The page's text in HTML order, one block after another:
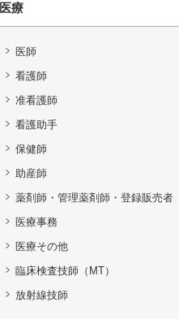
医療
医師
看護師
准看護師
看護助手
保健師
助産師
薬剤師・管理薬剤師・登録販売者
医療事務
医療その他
臨床検査技師（MT）
放射線技師